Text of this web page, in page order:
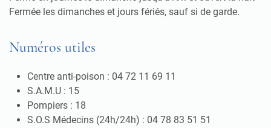
Fermée les dimanches et jours fériés, sauf si de garde.
Numéros utiles
Centre anti-poison : 04 72 11 69 11
S.A.M.U : 15
Pompiers : 18
S.O.S Médecins (24h/24h) : 04 78 83 51 51